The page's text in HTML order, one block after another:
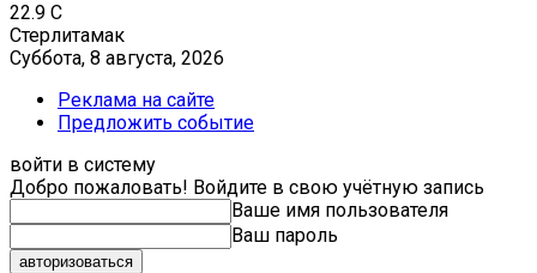
22.9 C
Стерлитамак
Суббота, 8 августа, 2026
Реклама на сайте
Предложить событие
войти в систему
Добро пожаловать! Войдите в свою учётную запись
Ваше имя пользователя
Ваш пароль